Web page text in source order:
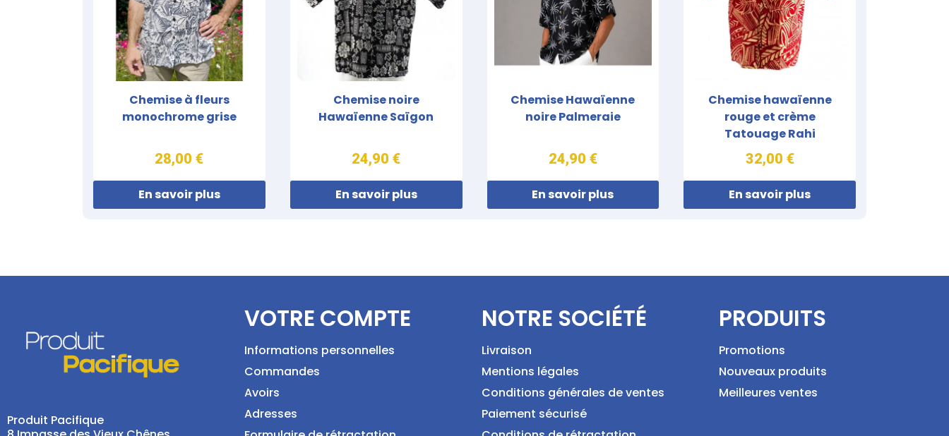
Chemise à fleurs
monochrome grise
28,00 €
En savoir plus
Chemise noire
Hawaïenne Saïgon
24,90 €
En savoir plus
Chemise Hawaïenne
noire Palmeraie
24,90 €
En savoir plus
Chemise hawaïenne
rouge et crème
Tatouage Rahi
32,00 €
En savoir plus
Produit Pacifique
VOTRE COMPTE
Informations personnelles
Commandes
Avoirs
Adresses
NOTRE SOCIÉTÉ
Livraison
Mentions légales
Conditions générales de ventes
Paiement sécurisé
PRODUITS
Promotions
Nouveaux produits
Meilleures ventes